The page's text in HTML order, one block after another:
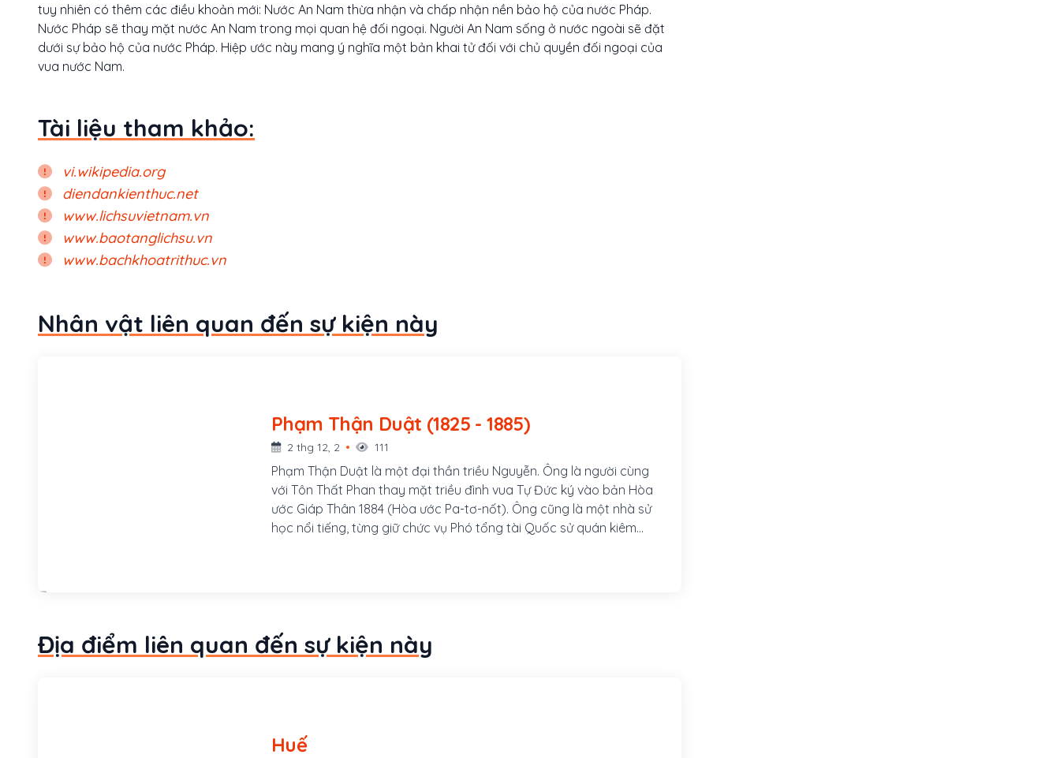
tuy nhiên có thêm các điều khoản mới: Nước An Nam thừa nhận và chấp nhận nền bảo hộ của nước Pháp.
Nước Pháp sẽ thay mặt nước An Nam trong mọi quan hệ đối ngoại. Người An Nam sống ở nước ngoài sẽ đặt
dưới sự bảo hộ của nước Pháp. Hiệp ước này mang ý nghĩa một bản khai tử đối với chủ quyền đối ngoại của
vua nước Nam.
Tài liệu tham khảo:
vi.wikipedia.org
diendankienthuc.net
www.lichsuvietnam.vn
www.baotanglichsu.vn
www.bachkhoatrithuc.vn
Nhân vật liên quan đến sự kiện này
Phạm Thận Duật (1825 - 1885)
2 thg 12, 2 111
Phạm Thận Duật là một đại thần triều Nguyễn. Ông là người cùng
với Tôn Thất Phan thay mặt triều đình vua Tự Đức ký vào bản Hòa
ước Giáp Thân 1884 (Hòa ước Pa-tơ-nốt). Ông cũng là một nhà sử
học nổi tiếng, từng giữ chức vụ Phó tổng tài Quốc sử quán kiêm
Địa điểm liên quan đến sự kiện này
Huế